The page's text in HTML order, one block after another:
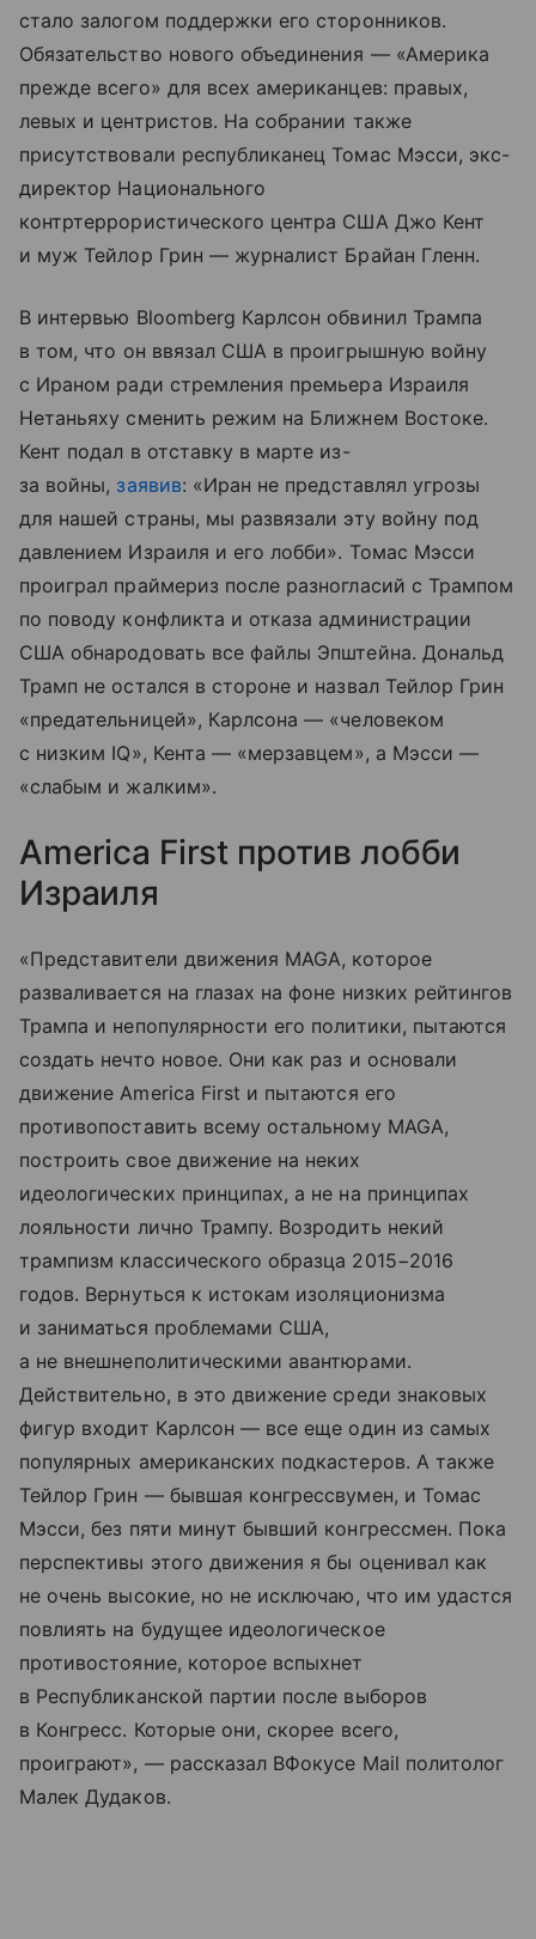
стало залогом поддержки его сторонников.
Обязательство нового объединения — «Америка
прежде всего» для всех американцев: правых,
левых и центристов. На собрании также
присутствовали республиканец Томас Мэсси, экс-
директор Национального
контртеррористического центра США Джо Кент
и муж Тейлор Грин — журналист Брайан Гленн.
В интервью Bloomberg Карлсон обвинил Трампа
в том, что он ввязал США в проигрышную войну
с Ираном ради стремления премьера Израиля
Нетаньяху сменить режим на Ближнем Востоке.
Кент подал в отставку в марте из-
за войны, заявив: «Иран не представлял угрозы
для нашей страны, мы развязали эту войну под
давлением Израиля и его лобби». Томас Мэсси
проиграл праймериз после разногласий с Трампом
по поводу конфликта и отказа администрации
США обнародовать все файлы Эпштейна. Дональд
Трамп не остался в стороне и назвал Тейлор Грин
«предательницей», Карлсона — «человеком
с низким IQ», Кента — «мерзавцем», а Мэсси —
«слабым и жалким».
America First против лобби
Израиля
«Представители движения MAGA, которое
разваливается на глазах на фоне низких рейтингов
Трампа и непопулярности его политики, пытаются
создать нечто новое. Они как раз и основали
движение America First и пытаются его
противопоставить всему остальному MAGA,
построить свое движение на неких
идеологических принципах, а не на принципах
лояльности лично Трампу. Возродить некий
трампизм классического образца 2015−2016
годов. Вернуться к истокам изоляционизма
и заниматься проблемами США,
а не внешнеполитическими авантюрами.
Действительно, в это движение среди знаковых
фигур входит Карлсон — все еще один из самых
популярных американских подкастеров. А также
Тейлор Грин — бывшая конгрессвумен, и Томас
Мэсси, без пяти минут бывший конгрессмен. Пока
перспективы этого движения я бы оценивал как
не очень высокие, но не исключаю, что им удастся
повлиять на будущее идеологическое
противостояние, которое вспыхнет
в Республиканской партии после выборов
в Конгресс. Которые они, скорее всего,
проиграют», — рассказал ВФокусе Mail политолог
Малек Дудаков.